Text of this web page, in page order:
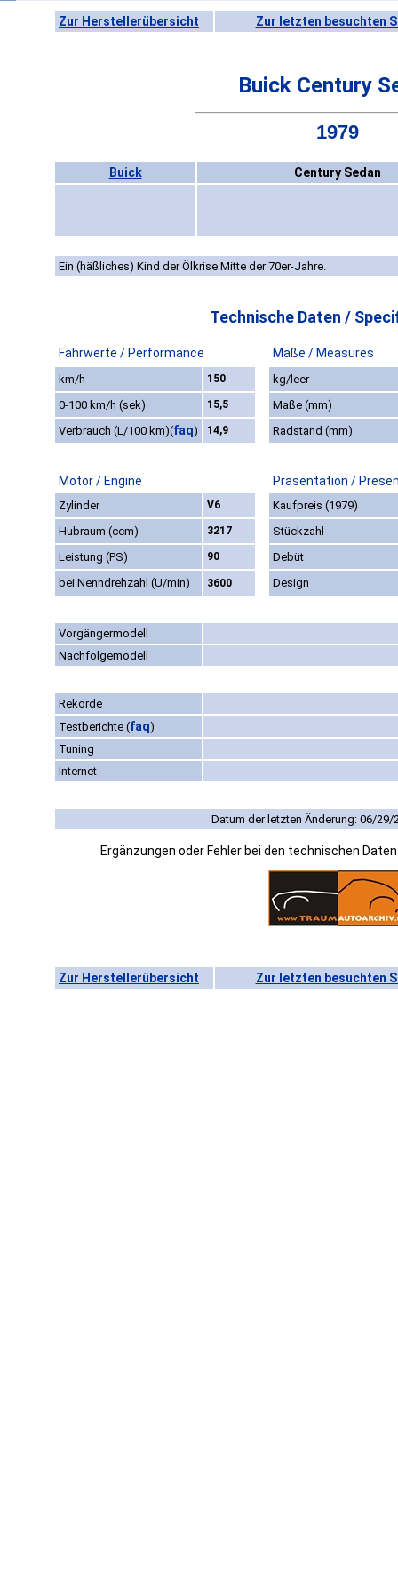
Zur Herstellerübersicht Zur letzten besuchten
Buick Century
1979
Buick Century Sedan
Ein (häßliches) Kind der Ölkrise Mitte der 70er-Jahre.
Technische Daten /
Fahrwerte / Performance Maße / Measures
km/h 150
kg/leer
0-100 km/h (sek)
15,5
Maße (mm)
Verbrauch (L/100 km)(faq) 14,9 Radstand (mm)
Motor / Engine Präsentation /
Zylinder V6
Kaufpreis (1979)
Hubraum (ccm)
3217
Stückzahl
Leistung (PS)
90
Debüt
bei Nenndrehzahl (U/min)
3600 Design
Vorgängermodell
Nachfolgemodell
Rekorde
Testberichte (faq)
Tuning
Internet
Datum der letzten Änderung: 06/29/
Ergänzungen oder Fehler bei den technischen
Zur Herstellerübersicht Zur letzten besuchten